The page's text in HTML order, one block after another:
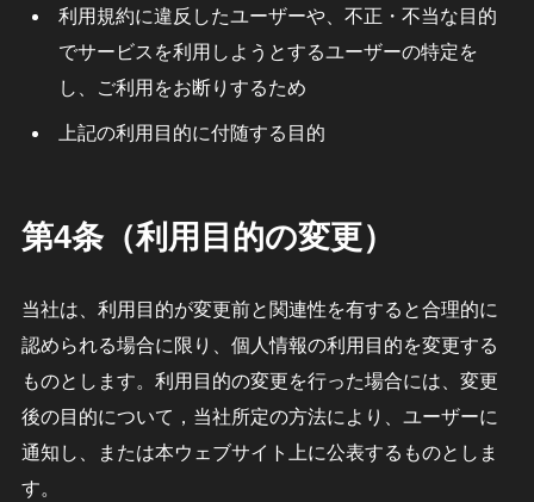
利用規約に違反したユーザーや、不正・不当な目的
でサービスを利用しようとするユーザーの特定を
し、ご利用をお断りするため
上記の利用目的に付随する目的
第4条（利用目的の変更）
当社は、利用目的が変更前と関連性を有すると合理的に
認められる場合に限り、個人情報の利用目的を変更する
ものとします。利用目的の変更を行った場合には、変更
後の目的について，当社所定の方法により、ユーザーに
通知し、または本ウェブサイト上に公表するものとしま
す。